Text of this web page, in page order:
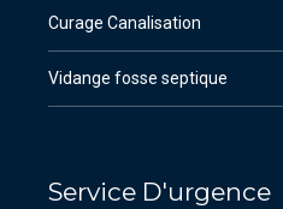
Curage Canalisation
Vidange fosse septique
Service D'urgence